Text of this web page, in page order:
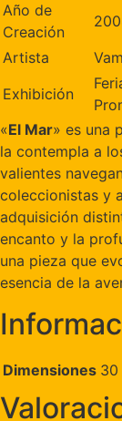
Año de
Creación
Artista
Exhibición
«El Mar» es una
la contempla a
valientes
coleccionistas y
adquisición
encanto y la
una pieza que
esencia de la
Dimensiones